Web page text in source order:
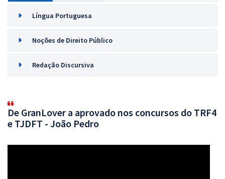
Língua Portuguesa
Noções de Direito Público
Redação Discursiva
De GranLover a aprovado nos concursos do TRF4
e TJDFT - João Pedro